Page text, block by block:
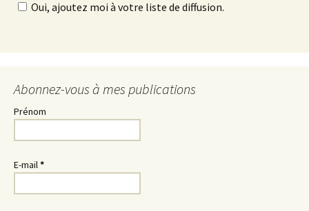
Oui, ajoutez moi à votre liste de diffusion.
Abonnez-vous à mes publications
Prénom
E-mail*